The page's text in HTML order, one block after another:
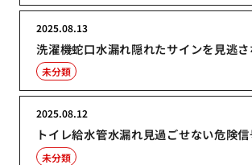
洗濯機蛇口水漏れ隠れたサインを見逃
2025.08.13
未分類
トイレ給水管水漏れ見過ごせない危険
2025.08.12
未分類